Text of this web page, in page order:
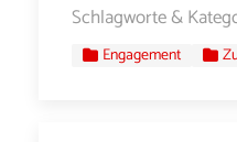
Schlagworte &
Engagement